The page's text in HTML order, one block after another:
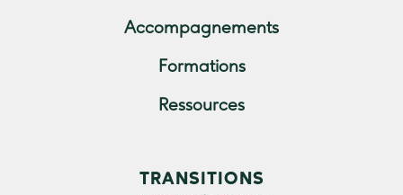
Accompagnements
Formations
Ressources
TRANSITIONS